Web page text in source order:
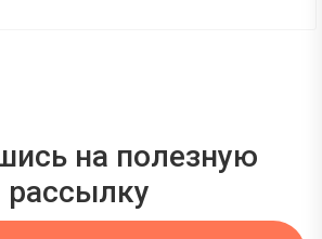
на полезную
рассылку